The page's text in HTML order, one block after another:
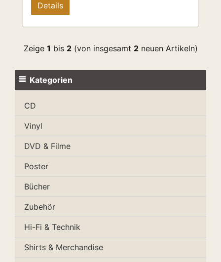
Details
Zeige 1 bis 2 (von insgesamt 2 neuen Artikeln)
Kategorien
CD
Vinyl
DVD & Filme
Poster
Bücher
Zubehör
Hi-Fi & Technik
Shirts & Merchandise